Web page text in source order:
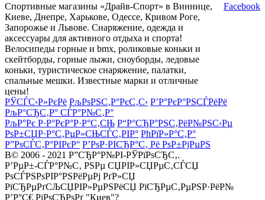
Спортивные магазины «Драйв-Спорт» в Виннице,
Киеве, Днепре, Харькове, Одессе, Кривом Роге,
Запорожье и Львове. Снаряжение, одежда и
аксессуары для активного отдыха и спорта!
Велосипеды горные и bmx, роликовые коньки и
скейтборды, горные лыжи, сноуборды, ледовые
коньки, туристическое снаряжение, палатки,
спальные мешки. Известные марки и отличные
цены!
Facebook
РЎСЃС‹Р»РєРё РљРѕРЅС‚Р°РєС‚С‹ Р’Р°РєР°РЅСЃРёРё
РљР°СЂС‚Р° СЃР°Р№С‚Р°
РљР°Рє Р·Р°РєР°Р·Р°С‚СЊ Р“Р°СЂР°РЅС‚РёР№РЅС‹Рµ
РѕР±СЏР·Р°С‚РµР»СЊСЃС‚РІР° РћРїР»Р°С‚Р°
Р”РѕСЃС‚Р°РІРєР° Р’РѕР·РІСЂР°С‚ Рё РѕР±РјРµРЅ
В© 2006 - 2021 Р”СЂР°Р№РІ-РЎРїРѕСЂС‚.
Р’РµР±-СЃР°Р№С‚ РЅРµ СЏРІР»СЏРµС‚СЃСЏ
РѕСЃРЅРѕРІР°РЅРёРµРј РґР»СЏ
РїСЂРµРґСЉСЏРІР»РµРЅРёСЏ РїСЂРµС‚РµРЅР·РёР№
Р’Р°С€ РіРѕСЂРѕРґ "Киев"?